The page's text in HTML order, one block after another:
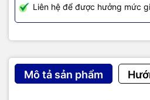
Liên hệ để được hưởng mức
Mô tả sản phẩm